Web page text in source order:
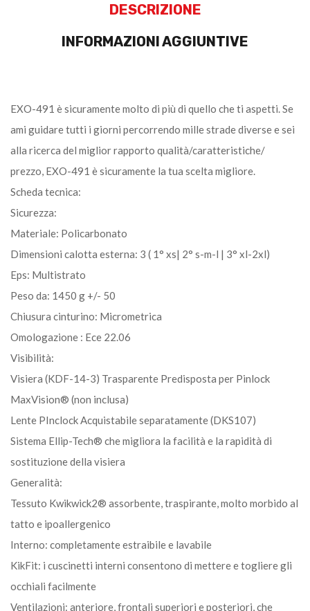
DESCRIZIONE
INFORMAZIONI AGGIUNTIVE
EXO-491 è sicuramente molto di più di quello che ti aspetti. Se
ami guidare tutti i giorni percorrendo mille strade diverse e sei
alla ricerca del miglior rapporto qualità/caratteristiche/
prezzo, EXO-491 è sicuramente la tua scelta migliore.
Scheda tecnica:
Sicurezza:
Materiale: Policarbonato
Dimensioni calotta esterna: 3 ( 1° xs| 2° s-m-l | 3° xl-2xl)
Eps: Multistrato
Peso da: 1450 g +/- 50
Chiusura cinturino: Micrometrica
Omologazione : Ece 22.06
Visibilità:
Visiera (KDF-14-3) Trasparente Predisposta per Pinlock
MaxVision® (non inclusa)
Lente PInclock Acquistabile separatamente (DKS107)
Sistema Ellip-Tech® che migliora la facilità e la rapidità di
sostituzione della visiera
Generalità:
Tessuto Kwikwick2® assorbente, traspirante, molto morbido al
tatto e ipoallergenico
Interno: completamente estraibile e lavabile
KikFit: i cuscinetti interni consentono di mettere e togliere gli
occhiali facilmente
Ventilazioni: anteriore, frontali superiori e posteriori, che